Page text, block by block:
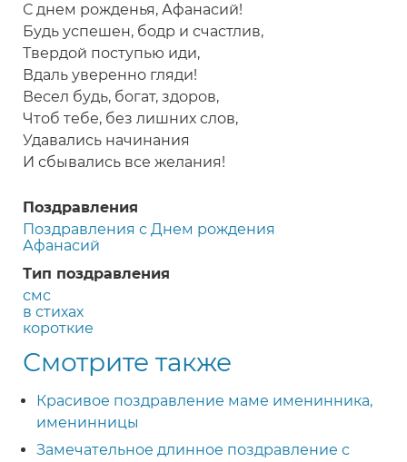
С днем рожденья, Афанасий!
Будь успешен, бодр и счастлив,
Твердой поступью иди,
Вдаль уверенно гляди!
Весел будь, богат, здоров,
Чтоб тебе, без лишних слов,
Удавались начинания
И сбывались все желания!
Поздравления
Поздравления с Днем рождения
Афанасий
Тип поздравления
смс
в стихах
короткие
Смотрите также
Красивое поздравление маме именинника,
именинницы
Замечательное длинное поздравление с